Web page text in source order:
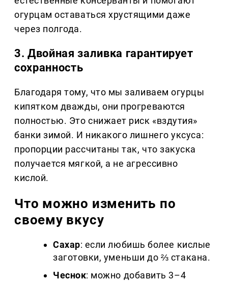
огурцам оставаться хрустящими даже
через полгода.
3. Двойная заливка гарантирует
сохранность
Благодаря тому, что мы заливаем огурцы
кипятком дважды, они прогреваются
полностью. Это снижает риск «вздутия»
банки зимой. И никакого лишнего уксуса:
пропорции рассчитаны так, что закуска
получается мягкой, а не агрессивно
кислой.
Что можно изменить по
своему вкусу
Сахар: если любишь более кислые
заготовки, уменьши до ⅔ стакана.
Чеснок: можно добавить 3–4